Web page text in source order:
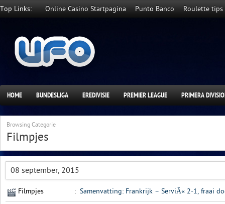
Top Links: Online Casino Startpagina Punto Banco Roulette tips
HOME BUNDESLIGA EREDIVISIE PREMIER LEAGUE PRIMERA
Browsing Categorie
Filmpjes
08 september, 2015
Filmpjes : Samenvatting: Frankrijk – ServiÃ« 2-1, fraai